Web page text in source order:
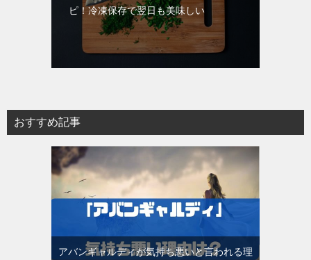
ピ！冷凍保存で翌日も美味しい
おすすめ記事
アバンギャルディが気持ち悪いと言われる理